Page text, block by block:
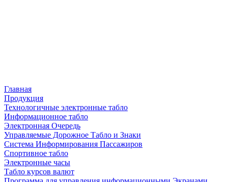
Главная
Продукция
Технологичные электронные табло
Информационное табло
Электронная Очередь
Управляемые Дорожное Табло и Знаки
Система Информирования Пассажиров
Спортивное табло
Электронные часы
Табло курсов валют